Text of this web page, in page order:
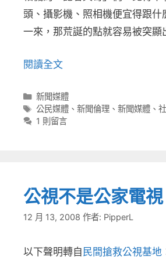
頭、攝影機、照相機便宜得跟
一來，那荒誕的點就容易被突顯
閱讀全文
分
類
新聞媒體
標
籤
公民媒體、 新聞倫理、 新聞媒體、
1 則留言
公視不是公家電視
12 月 13, 2008 作者: PipperL
以下聲明轉自 民間搶救公視基地